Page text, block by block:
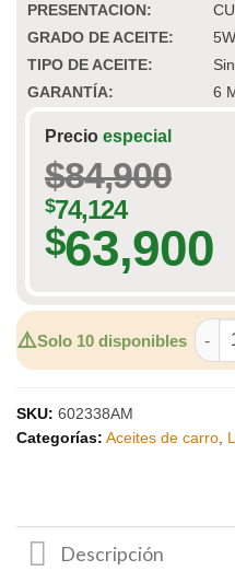
PRESENTACION:
GRADO DE ACEITE:
TIPO DE ACEITE:
GARANTÍA:
6
Precio especial
$84,900
$74,124
$63,900
⚠️Solo 10 disponibles
SKU: 602338AM
Categorías: Aceites de carro
Descripción